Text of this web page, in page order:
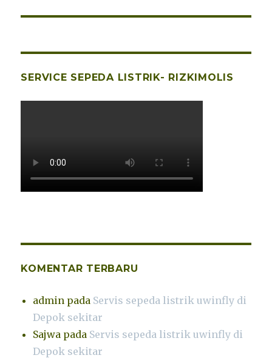
SERVICE SEPEDA LISTRIK- RIZKIMOLIS
KOMENTAR TERBARU
admin pada Servis sepeda listrik uwinfly di
Depok sekitar
Sajwa pada Servis sepeda listrik uwinfly di
Depok sekitar